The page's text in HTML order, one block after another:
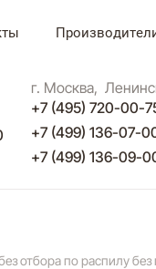
г. Москва,
+7 (495) 720-00-
+7 (499) 136-07-
+7 (499) 136-09-
отбора по распилу